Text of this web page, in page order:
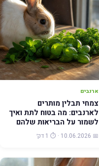
ארנבים
צמחי תבלין מותרים
לארנבים: מה בטוח לתת ואיך
לשמור על הבריאות שלהם
📅 10.06.2026 · ⏱️ 1 דק׳